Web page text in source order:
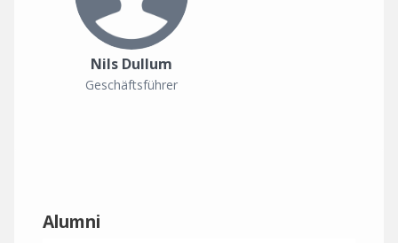
Nils Dullum
Geschäftsführer
Alumni